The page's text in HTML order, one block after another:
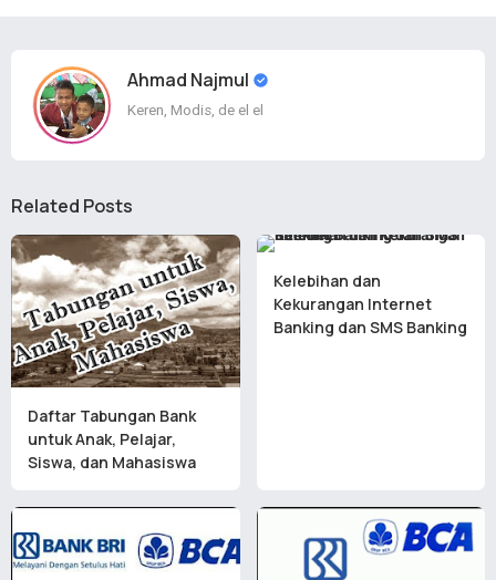
Ahmad Najmul
Keren, Modis, de el el
Related Posts
Daftar Tabungan Bank
untuk Anak, Pelajar,
Siswa, dan Mahasiswa
Kelebihan dan
Kekurangan Internet
Banking dan SMS Banking